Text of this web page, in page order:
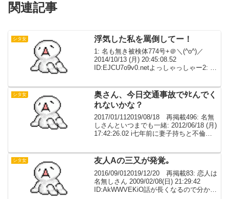
関連記事
シタ女 浮気した私を罵倒してー！
1: 名も無き被検体774号+＠＼(^o^)／
2014/10/13 (月) 20:45:08.52
ID:EJCU7o9v0.netよっしゃっしゃー2: 名
シタ女
奥さん、今日交通事故でﾀﾋんでく
れないかな？
2017/01/112019/08/18 再掲載496: 名無
しさんといつまでも一緒: 2012/06/18 (月)
17:42:26.02 i七年前に妻子持ちと不倫し
の...
シタ女 友人Aの三又が発覚｡
2016/09/012019/12/20 再掲載83: 恋人は
名無しさん 2009/02/08(日) 21:29:42
ID:AkWWVEKiO話が長くなるので分かり